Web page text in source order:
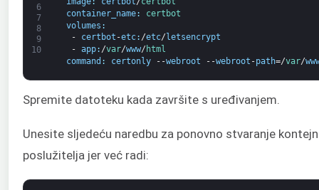
6
7
8
9
10
container_name:
certbot
volumes :
-
certbot -etc: /etc/ letsencrypt
- app: /var/www/ html
command : certonly --webroot --webroot -path=/var/
Spremite datoteku kada završite s uređivanjem.
Unesite sljedeću naredbu za ponovno stvaranje
poslužitelja jer već radi: